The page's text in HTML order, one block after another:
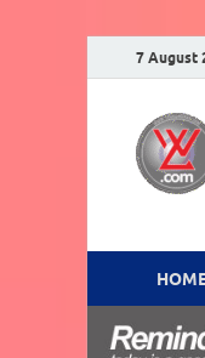
7 August